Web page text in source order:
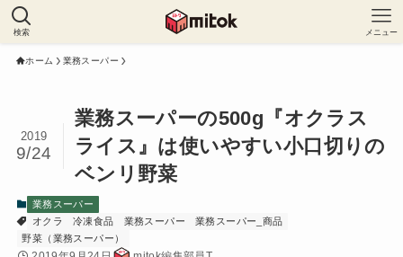
検索 メニュー
ホーム 業務スーパー
業務スーパーの500g『オクラス
ライス』は使いやすい小口切りの
ベンリ野菜
2019
9/24
業務スーパー
オクラ
冷凍食品 業務スーパー
業務スーパー_商品
野菜（業務スーパー）